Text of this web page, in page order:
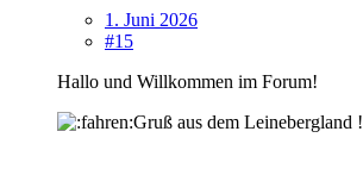
1. Juni 2026
#15
Hallo und Willkommen im Forum!
Gruß aus dem Leinebergland !